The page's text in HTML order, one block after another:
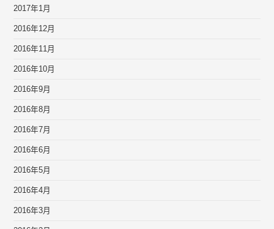
2017年1月
2016年12月
2016年11月
2016年10月
2016年9月
2016年8月
2016年7月
2016年6月
2016年5月
2016年4月
2016年3月